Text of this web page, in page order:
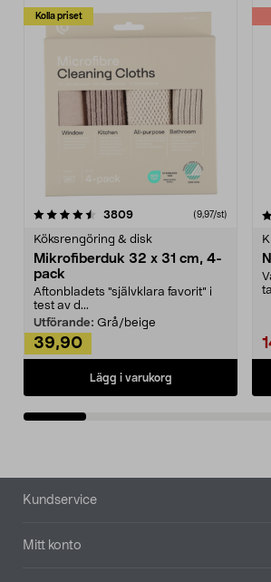
Kolla priset
3809recensioner (9,97/st)
Köksrengöring & disk
Mikrofiberduk 32 x 31 cm, 4-
pack
Aftonbladets "självklara favorit” i
test av d...
Utförande: Grå/beige
39,90
Lägg i varukorg
4.0av 5 stjärnor
Sidfot
Kundservice
Mitt konto